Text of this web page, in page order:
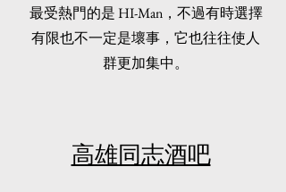
最受熱門的是 HI-Man，不過有時選擇
有限也不一定是壞事，它也往往使人
群更加集中。
高雄同志酒吧